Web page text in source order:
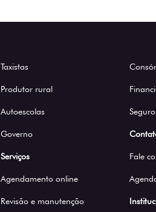
Taxistas
Produtor rural
Autoescolas
Governo
Serviços
Agendamento online
Revisão e manutenção
Seguro
Fale